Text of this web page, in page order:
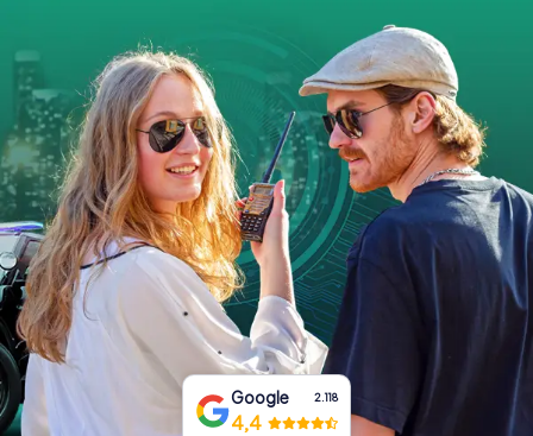
INT AT CH
DE
ES
FR UK
IE
IT
NL
Prenota Biglietti
Acquista i Voucher
Google 2.118
4,4